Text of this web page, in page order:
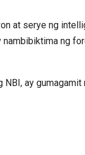
at serye ng
ng
NBI, ay